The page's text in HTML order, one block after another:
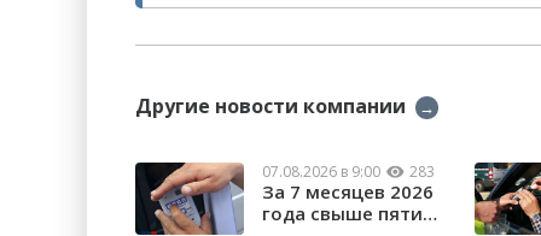
Другие новости компании →
07.08.2026 в 9:00 283
За 7 месяцев 2026
года свыше пяти